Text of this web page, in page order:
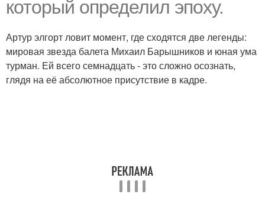
который определил эпоху.
Артур элгорт ловит момент, где сходятся две легенды:
мировая звезда балета Михаил Барышников и юная ума
турман. Ей всего семнадцать - это сложно осознать,
глядя на её абсолютное присутствие в кадре.